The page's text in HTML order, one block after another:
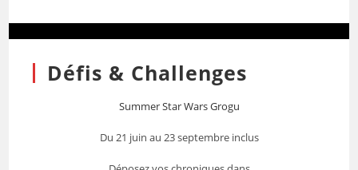
Défis & Challenges
Summer Star Wars Grogu
Du 21 juin au 23 septembre inclus